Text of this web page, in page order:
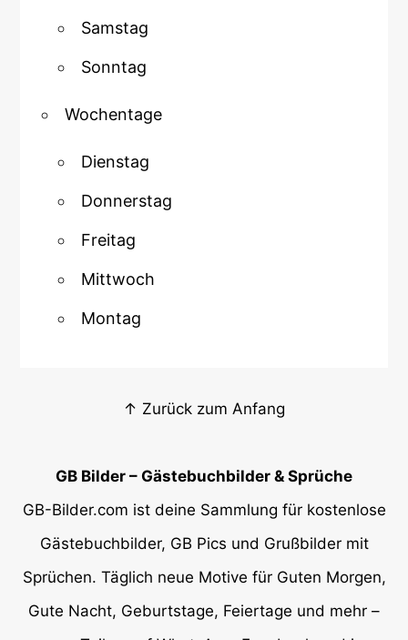
Samstag
Sonntag
Wochentage
Dienstag
Donnerstag
Freitag
Mittwoch
Montag
↑ Zurück zum Anfang
GB Bilder – Gästebuchbilder & Sprüche
GB-Bilder.com ist deine Sammlung für kostenlose
Gästebuchbilder, GB Pics und Grußbilder mit
Sprüchen. Täglich neue Motive für Guten Morgen,
Gute Nacht, Geburtstage, Feiertage und mehr –